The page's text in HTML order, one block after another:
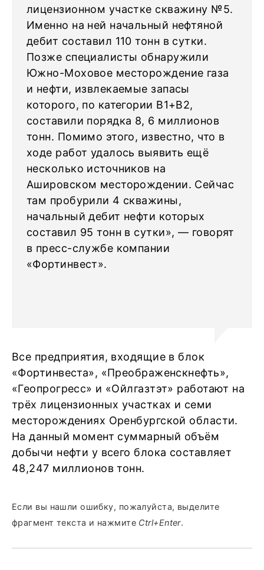
лицензионном участке скважину №5.
Именно на ней начальный нефтяной
дебит составил 110 тонн в сутки.
Позже специалисты обнаружили
Южно-Моховое месторождение газа
и нефти, извлекаемые запасы
которого, по категории B1+B2,
составили порядка 8, 6 миллионов
тонн. Помимо этого, известно, что в
ходе работ удалось выявить ещё
несколько источников на
Ашировском месторождении. Сейчас
там пробурили 4 скважины,
начальный дебит нефти которых
составил 95 тонн в сутки», — говорят
в пресс-службе компании
«Фортинвест».
Все предприятия, входящие в блок
«Фортинвеста», «Преображенскнефть»,
«Геопрогресс» и «Ойлгазтэт» работают на
трёх лицензионных участках и семи
месторождениях Оренбургской области.
На данный момент суммарный объём
добычи нефти у всего блока составляет
48,247 миллионов тонн.
Если вы нашли ошибку, пожалуйста, выделите
фрагмент текста и нажмите Ctrl+Enter.